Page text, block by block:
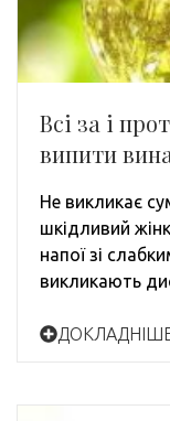
Всі за і
випити
Не викликає
шкідливий
напої зі
викликають